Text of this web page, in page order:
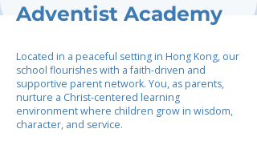
Adventist Academy
Located in a peaceful setting in Hong Kong, our
school flourishes with a faith-driven and
supportive parent network. You, as parents,
nurture a Christ-centered learning
environment where children grow in wisdom,
character, and service.